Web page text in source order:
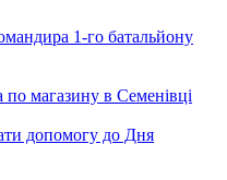
1-го батальйону
по магазину в Семенівці
допомогу до Дня